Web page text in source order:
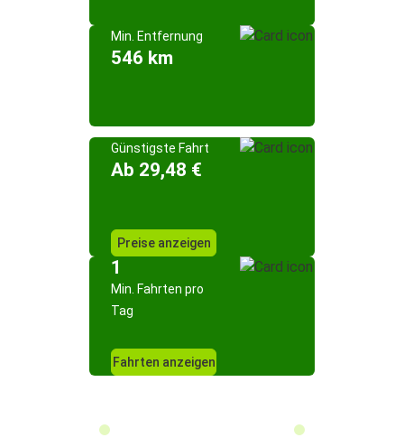
Min. Entfernung
546 km
Günstigste Fahrt
Ab 29,48 €
Preise anzeigen
1
Min. Fahrten pro
Tag
Fahrten anzeigen